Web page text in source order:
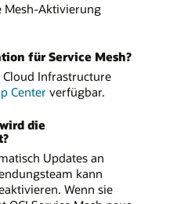
Mesh-Aktivierung
für Service Mesh?
Infrastructure
Center verfügbar.
die
Updates an
kann
Wenn sie